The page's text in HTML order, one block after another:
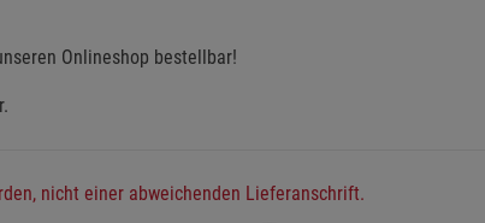
Onlineshop bestellbar!
nicht einer abweichenden Lieferanschrift.